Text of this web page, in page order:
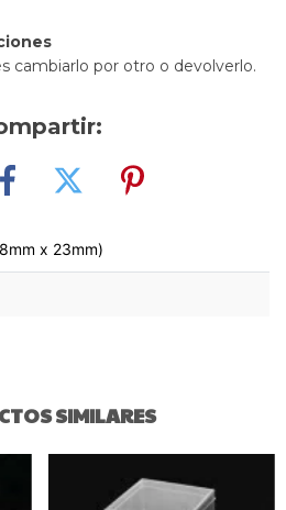
cambiarlo por otro o devolverlo.
x 23mm)
SIMILARES